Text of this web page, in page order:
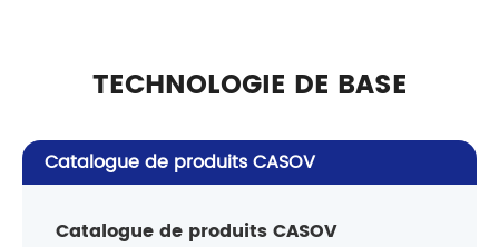
TECHNOLOGIE DE BASE
Catalogue de produits CASOV
Catalogue de produits CASOV